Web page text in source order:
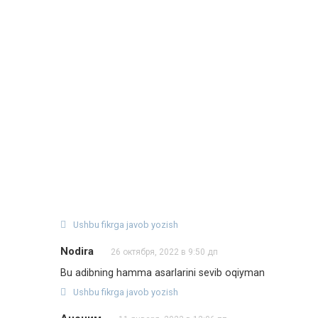
Ushbu fikrga javob yozish
Nodira 26 октября, 2022 в 9:50 дп
Bu adibning hamma asarlarini sevib oqiyman
Ushbu fikrga javob yozish